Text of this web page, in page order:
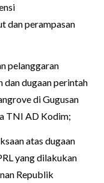
dan perampasan
pelanggaran
dan dugaan perintah
di Gugusan
TNI AD Kodim;
atas dugaan
yang dilakukan
Republik